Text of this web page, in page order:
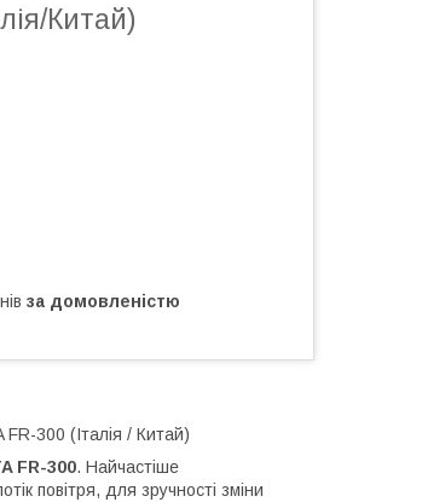
Китай)
за домовленістю
300 (Італія / Китай)
FR-300. Найчастіше
повітря, для зручності зміни